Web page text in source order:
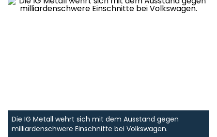
Die IG Metall wehrt sich mit dem Ausstand gegen
milliardenschwere Einschnitte bei Volkswagen.